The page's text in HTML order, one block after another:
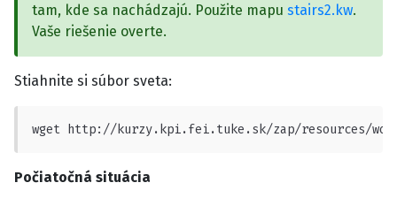
tam, kde sa nachádzajú. Použite mapu stairs2.kw.
Vaše riešenie overte.
Stiahnite si súbor sveta:
wget http://kurzy.kpi.fei.tuke.sk/zap/resources/
Počiatočná situácia